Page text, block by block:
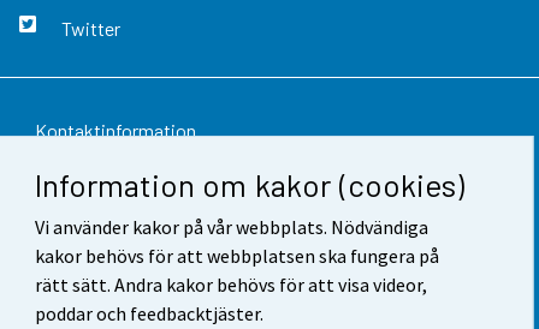
Information om kakor (cookies)
Vi använder kakor på vår webbplats. Nödvändiga
kakor behövs för att webbplatsen ska fungera på
rätt sätt. Andra kakor behövs för att visa videor,
poddar och feedbacktjäster.
Twitter
Kontaktinformation
Respons
Användarvillkor
Dataskydd
Tillgänglighet